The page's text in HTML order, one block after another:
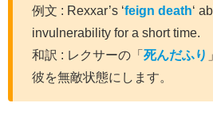
例文 : Rexxar’s ‘feign death‘
invulnerability for a short time.
和訳 : レクサーの「 死んだふり
彼を無敵状態にします。